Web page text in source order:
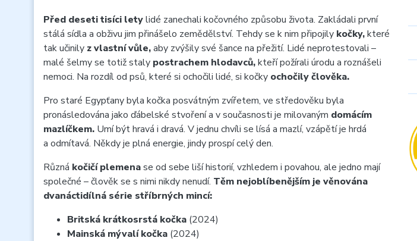
Před deseti tisíci letylidé zanechali kočovného způsobu života. Zakládali první
stálá sídla a obživu jim přinášelo zemědělství. Tehdy se k nim připojily kočky,které
tak učinily z vlastní vůle,aby zvýšily své šance na přežití. Lidé neprotestovali –
malé šelmy se totiž staly postrachem hlodavců,kteří požírali úrodu a roznášeli
nemoci. Na rozdíl od psů, které si ochočili lidé, si kočky ochočily člověka.
Pro staré Egypťany byla kočka posvátným zvířetem, ve středověku byla
pronásledována jako ďábelské stvoření a v současnosti je milovaným domácím
mazlíčkem. Umí být hravá i dravá. V jednu chvíli se lísá a mazlí, vzápětí je hrdá
a odmítavá. Někdy je plná energie, jindy prospí celý den.
Různá kočičí plemenase od sebe liší historií, vzhledem i povahou, ale jedno mají
společné – člověk se s nimi nikdy nenudí. Těm nejoblíbenějším je věnována
dvanáctidílná série stříbrných mincí:
Britská krátkosrstá kočka (2024)
Mainská mývalí kočka (2024)